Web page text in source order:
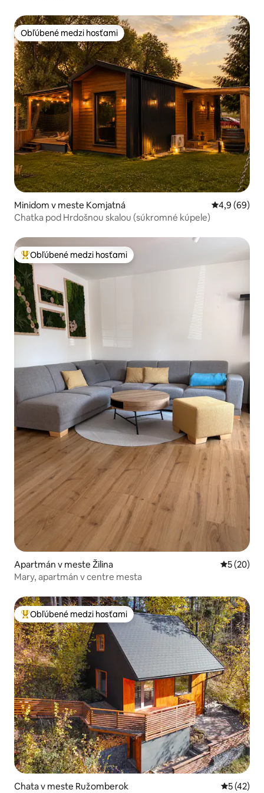
Obľúbené medzi hosťami
Obľúbené medzi hosťami
Minidom v meste Komjatná Priemerné
4,9 (69)
Chatka pod Hrdošnou skalou (súkromné kúpele)
Najobľúbenejšie medzi hosťami
Obľúbené medzi hosťami
Apartmán v meste Žilina
5 (20)
Mary, apartmán v centre mesta
Najobľúbenejšie medzi hosťami
Obľúbené medzi hosťami
Chata v meste Ružomberok
5 (42)